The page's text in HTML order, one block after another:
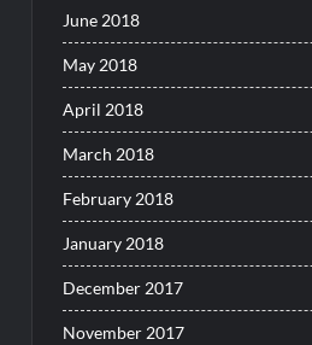
June 2018
May 2018
April 2018
March 2018
February 2018
January 2018
December 2017
November 2017